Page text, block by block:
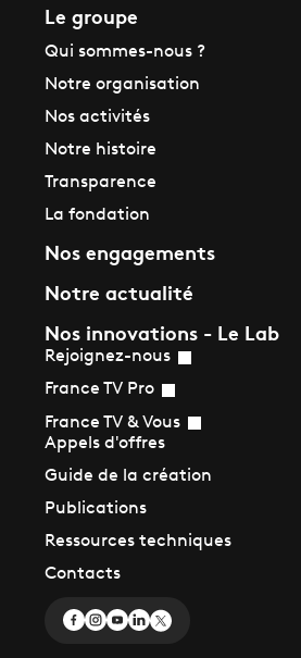
Le groupe
Qui sommes-nous ?
Notre organisation
Nos activités
Notre histoire
Transparence
La fondation
Nos engagements
Notre actualité
Nos innovations - Le Lab
Rejoignez-nous
France TV Pro
France TV & Vous
Appels d'offres
Guide de la création
Publications
Ressources techniques
Contacts